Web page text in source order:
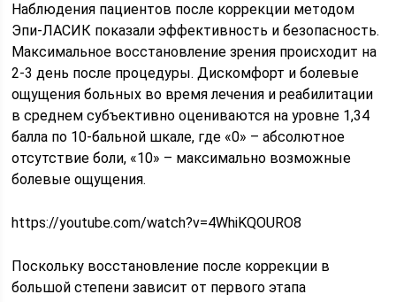
Наблюдения пациентов после коррекции методом
Эпи-ЛАСИК показали эффективность и безопасность.
Максимальное восстановление зрения происходит на
2-3 день после процедуры. Дискомфорт и болевые
ощущения больных во время лечения и реабилитации
в среднем субъективно оцениваются на уровне 1,34
балла по 10-бальной шкале, где «0» – абсолютное
отсутствие боли, «10» – максимально возможные
болевые ощущения.
https://youtube.com/watch?v=4WhiKQOURO8
Поскольку восстановление после коррекции в
большой степени зависит от первого этапа